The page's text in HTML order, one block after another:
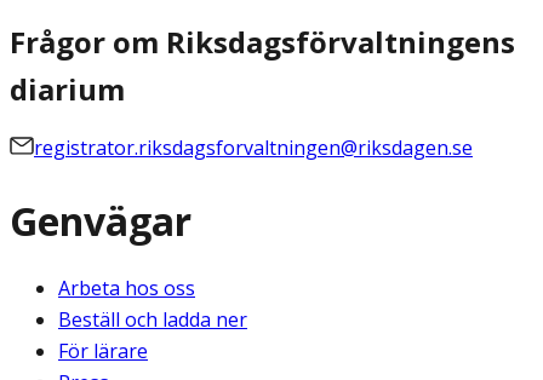
Frågor om Riksdagsförvaltningens
diarium
registrator.riksdagsforvaltningen@riksdagen.se
Genvägar
Arbeta hos oss
Beställ och ladda ner
För lärare